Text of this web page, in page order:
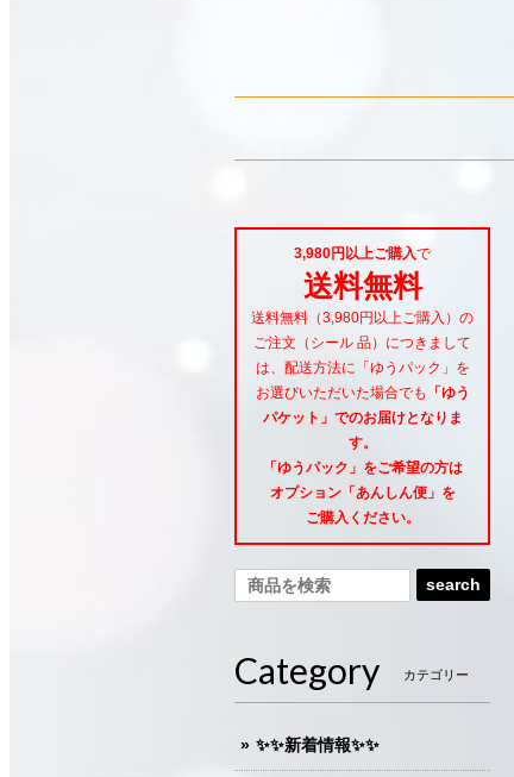
3,980円以上ご購入で
送料無料
送料無料（3,980円以上ご購入）の
ご注文（シール 品）につきまして
は、配送方法に「ゆうパック」を
お選びいただいた場合でも
「ゆう
パケット」でのお届けとなりま
す。
「ゆうパック」をご希望の方は
オプション「あんしん便」 を
ご購入ください。
search
Category カテゴリー
✨✨新着情報✨✨